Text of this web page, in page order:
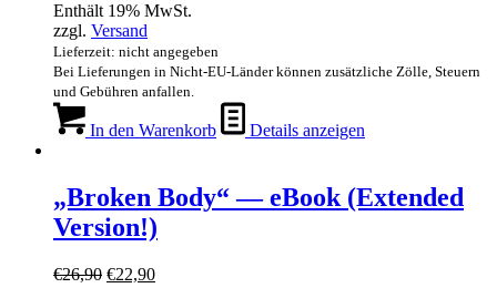
Enthält 19% MwSt.
zzgl. Versand
Lieferzeit: nicht angegeben
Bei Lieferungen in Nicht-EU-Länder können zusätzliche Zölle, Steuern
und Gebühren anfallen.
In den Warenkorb Details anzeigen
„Broken Body“ — eBook (Extended
Version!)
€26,90 Ursprünglicher
€22,90Aktueller